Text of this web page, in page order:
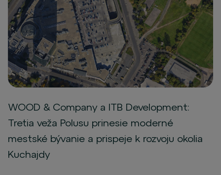
WOOD & Company a ITB Development:
Tretia veža Polusu prinesie moderné
mestské bývanie a prispeje k rozvoju okolia
Kuchajdy